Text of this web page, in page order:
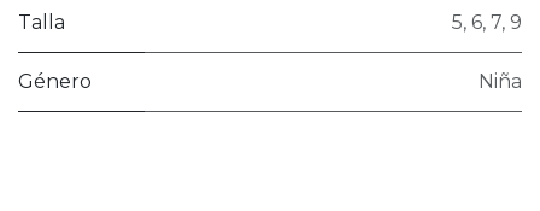
Talla 5, 6, 7, 9
Género Niña